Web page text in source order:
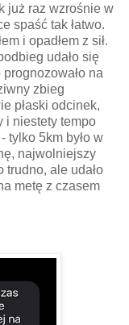
już raz wzrośnie w
spaść tak łatwo.
i opadłem z sił.
udało się
na
zbieg
płaski odcinek,
i niestety tempo
tylko 5km było w
najwolniejszy
trudno, ale udało
metę z czasem